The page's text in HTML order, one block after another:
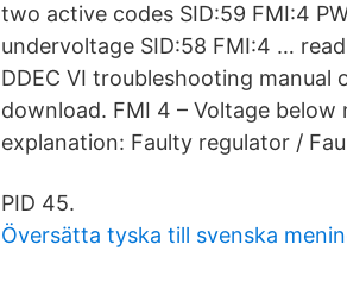
two active codes SID:59 FMI:4
undervoltage SID:58 FMI:4 …
DDEC VI troubleshooting manual
download. FMI 4 – Voltage
explanation: Faulty regulator /
PID 45.
Översätta tyska till svenska